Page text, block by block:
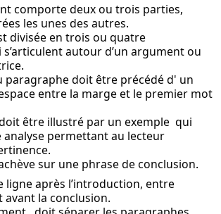
comporte deux ou trois parties,
les unes des autres.
divisée en trois ou quatre
autour d’un argument ou
paragraphe doit être précédé d' un
entre la marge et le premier mot
analyse permettant au lecteur
sur une phrase de conclusion.
ligne après l’introduction, entre
avant la conclusion.